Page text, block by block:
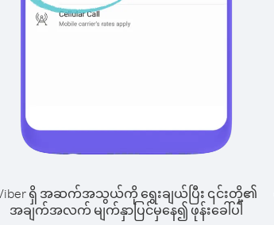
ရှိ အဆက်အသွယ်ကို ရွေးချယ်ပြီး ၎င်းတို့၏
အချက်အလက် မျက်နှာပြင်မှနေ၍ ဖုန်းခေါ်ပါ